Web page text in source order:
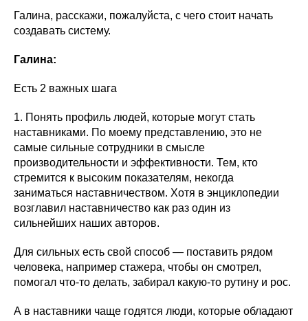
Галина, расскажи, пожалуйста, с чего стоит начать
создавать систему.
Галина:
Есть 2 важных шага
1. Понять профиль людей, которые могут стать
наставниками. По моему представлению, это не
самые сильные сотрудники в смысле
производительности и эффективности. Тем, кто
стремится к высоким показателям, некогда
заниматься наставничеством. Хотя в энциклопедии
возглавил наставничество как раз один из
сильнейших наших авторов.
Для сильных есть свой способ — поставить рядом
человека, например стажера, чтобы он смотрел,
помогал что-то делать, забирал какую-то рутину и рос.
А в наставники чаще годятся люди, которые обладают